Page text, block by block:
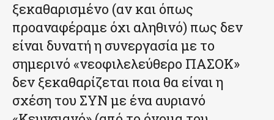
ξεκαθαρισμένο (αν και όπως
προαναφέραμε όχι αληθινό) πως δεν
είναι δυνατή η συνεργασία με το
σημερινό «νεοφιλελεύθερο ΠΑΣΟΚ»
δεν ξεκαθαρίζεται ποια θα είναι η
σχέση του ΣΥΝ με ένα αυριανό